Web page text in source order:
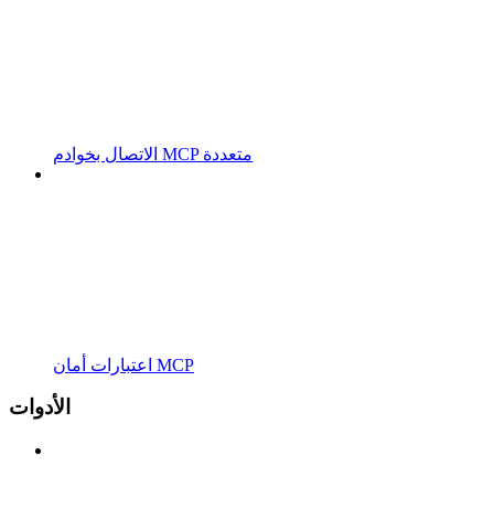
الاتصال بخوادم MCP متعددة
اعتبارات أمان MCP
الأدوات